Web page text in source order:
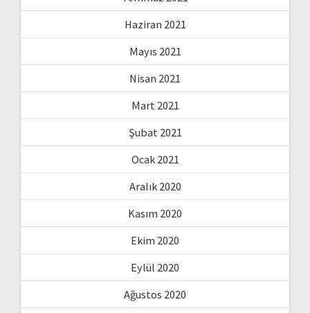
Haziran 2021
Mayıs 2021
Nisan 2021
Mart 2021
Şubat 2021
Ocak 2021
Aralık 2020
Kasım 2020
Ekim 2020
Eylül 2020
Ağustos 2020